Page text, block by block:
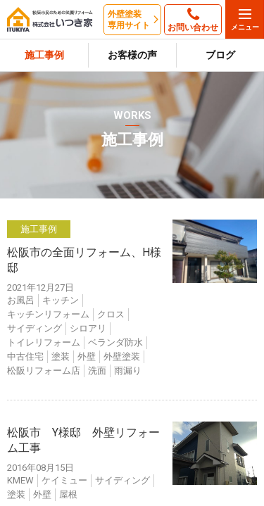
外壁塗装
専用サイト
お問い合わせ
施工事例 お客様の声 ブログ
WORKS
施工事例
施工事例
松阪市の全面リフォーム、H様
邸
2021年12月27日
お風呂
キッチン
キッチンリフォーム
クロス
サイディング
シロアリ
トイレリフォーム
ベランダ防水
中古住宅
塗装 外壁
外壁塗装
松阪リフォーム店
洗面 雨漏り
松阪市 Y様邸 外壁リフォー
ム工事
2016年08月15日
KMEW
ケイミュー
サイディング
塗装
外壁 屋根